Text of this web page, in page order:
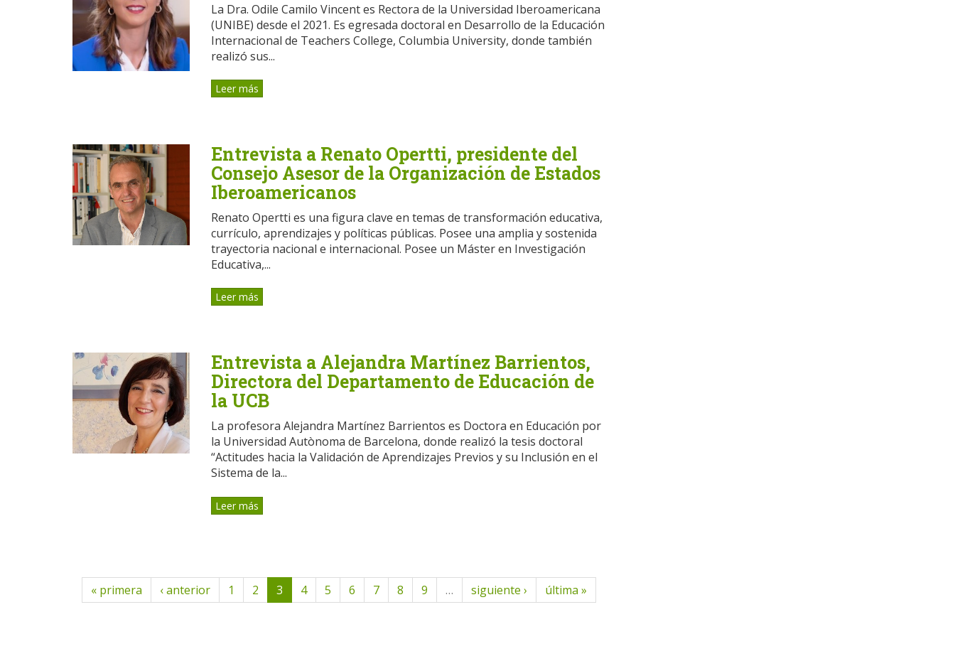
La Dra. Odile Camilo Vincent es Rectora de la Universidad Iberoamericana
(UNIBE) desde el 2021. Es egresada doctoral en Desarrollo de la Educación
Internacional de Teachers College, Columbia University, donde también
realizó sus...
Leer más
Entrevista a Renato Opertti, presidente del
Consejo Asesor de la Organización de Estados
Iberoamericanos
Renato Opertti es una figura clave en temas de transformación educativa,
currículo, aprendizajes y políticas públicas. Posee una amplia y sostenida
trayectoria nacional e internacional. Posee un Máster en Investigación
Educativa,...
Leer más
Entrevista a Alejandra Martínez Barrientos,
Directora del Departamento de Educación de
la UCB
La profesora Alejandra Martínez Barrientos es Doctora en Educación por
la Universidad Autònoma de Barcelona, donde realizó la tesis doctoral
“Actitudes hacia la Validación de Aprendizajes Previos y su Inclusión en el
Sistema de la...
Leer más
« primera ‹ anterior 1 2 3 4 5 6 7 8 9 … siguiente › última »